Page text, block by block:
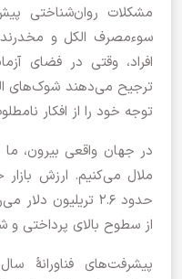
مشکلات روان‌شناختی
سوءمصرف الکل و
افراد، وقتی د‌ر فضای
ترجیح می‌دهند شوک‌های
توجه خود را از افکار
در جهان واقعی بیرون،‌ ما
حدود ۲.۶ تریلیون
از سطوح بالای پرداختی و
پیشرفت‌های فناورانۀ